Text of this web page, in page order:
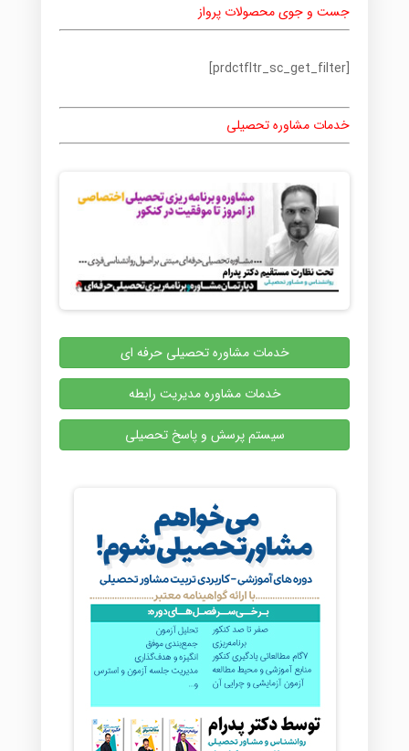
جست و جوی محصولات پرواز
[prdctfltr_sc_get_filter]
خدمات مشاوره تحصیلی
خدمات مشاوره تحصیلی حرفه ای
خدمات مشاوره مدیریت رابطه
سیستم پرسش و پاسخ تحصیلی